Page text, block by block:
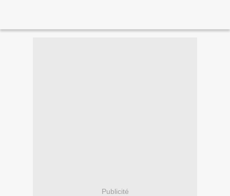
Publicité